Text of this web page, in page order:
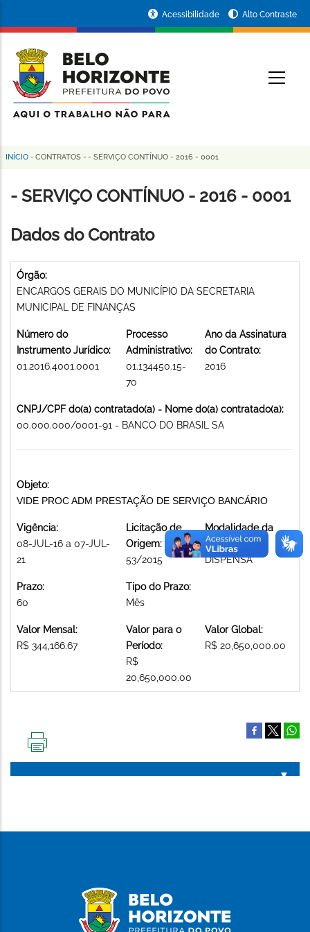
conteúdo
principal
da
Prefeitura
de
Horizonte
Acessibilidade Alto Contraste
Trilha
de
INÍCIO - CONTRATOS - - SERVIÇO CONTÍNUO - 2016 - 0001
- SERVIÇO CONTÍNUO - 2016 - 0001
Dados do Contrato
Órgão:
ENCARGOS GERAIS DO MUNICÍPIO DA SECRETARIA
MUNICIPAL DE FINANÇAS
Número do
Instrumento Jurídico:
01.2016.4001.0001
Processo
Administrativo:
01.134450.15-
70
Ano da Assinatura
do Contrato:
2016
CNPJ/CPF do(a) contratado(a) - Nome do(a) contratado(a):
00.000.000/0001-91 - BANCO DO BRASIL SA
Objeto:
VIDE PROC ADM PRESTAÇÃO DE SERVIÇO BANCÁRIO
Vigência:
08-JUL-16 a 07-JUL-
21
Licitação de
Origem:
53/2015
Modalidade da
licitação:
DISPENSA
Prazo:
60
Tipo do Prazo:
Mês
Valor Mensal:
R$ 344,166.67
Valor para o
Período:
R$
20,650,000.00
Valor Global:
R$ 20,650,000.00
PÁGINA